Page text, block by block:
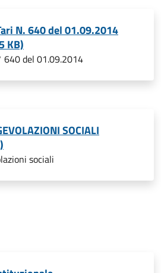
N. 640 del 01.09.2014
KB)
640 del 01.09.2014
SOCIALI
sociali